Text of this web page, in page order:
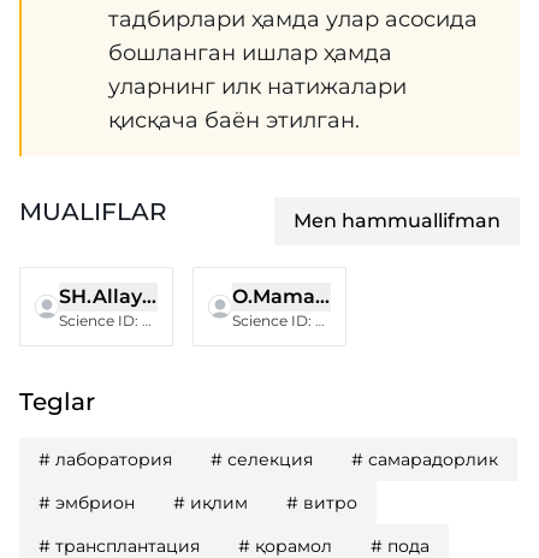
тадбирлари ҳамда улар асосида
бошланган ишлар ҳамда
уларнинг илк натижалари
қисқача баён этилган.
MUALIFLAR Men hammuallifman
SH.Allayarov
Science ID: DSN-0326-0016
O.Mamatqulov
Science ID: FJZ-0526-0083
Teglar
# лаборатория # селекция # самарадорлик
# эмбрион # иқлим # витро
# трансплантация # қорамол # пода